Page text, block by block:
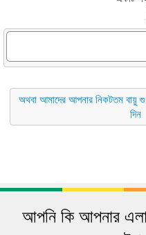
অথবা আমাদের আপনার নিকটতম বায়ু
দিন
আপনি কি আপনার